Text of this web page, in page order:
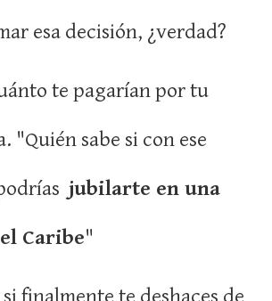
esa decisión, ¿verdad?
te pagarían por tu
"Quién sabe si con ese
jubilarte en una
Caribe"